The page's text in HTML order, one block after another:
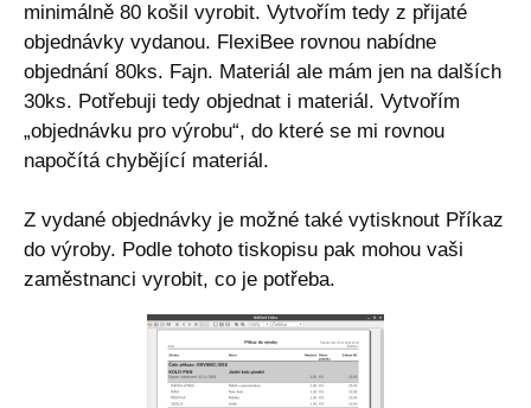
minimálně 80 košil vyrobit. Vytvořím tedy z přijaté
objednávky vydanou. FlexiBee rovnou nabídne
objednání 80ks. Fajn. Materiál ale mám jen na dalších
30ks. Potřebuji tedy objednat i materiál. Vytvořím
„objednávku pro výrobu“, do které se mi rovnou
napočítá chybějící materiál.
Z vydané objednávky je možné také vytisknout Příkaz
do výroby. Podle tohoto tiskopisu pak mohou vaši
zaměstnanci vyrobit, co je potřeba.